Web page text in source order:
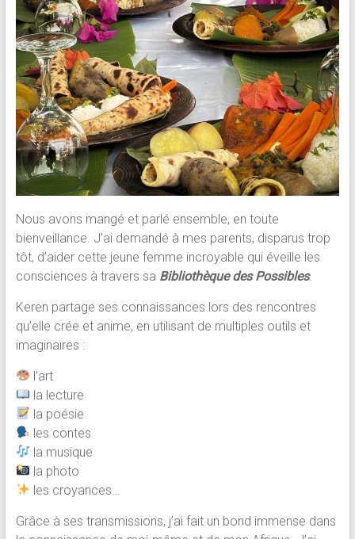
Nous avons mangé et parlé ensemble, en toute
bienveillance. J’ai demandé à mes parents, disparus trop
tôt, d’aider cette jeune femme incroyable qui éveille les
consciences à travers sa Bibliothèque des Possibles.
Keren partage ses connaissances lors des rencontres
qu’elle crée et anime, en utilisant de multiples outils et
imaginaires :
l’art
la lecture
la poésie
les contes
la musique
la photo
les croyances…
Grâce à ses transmissions, j’ai fait un bond immense dans